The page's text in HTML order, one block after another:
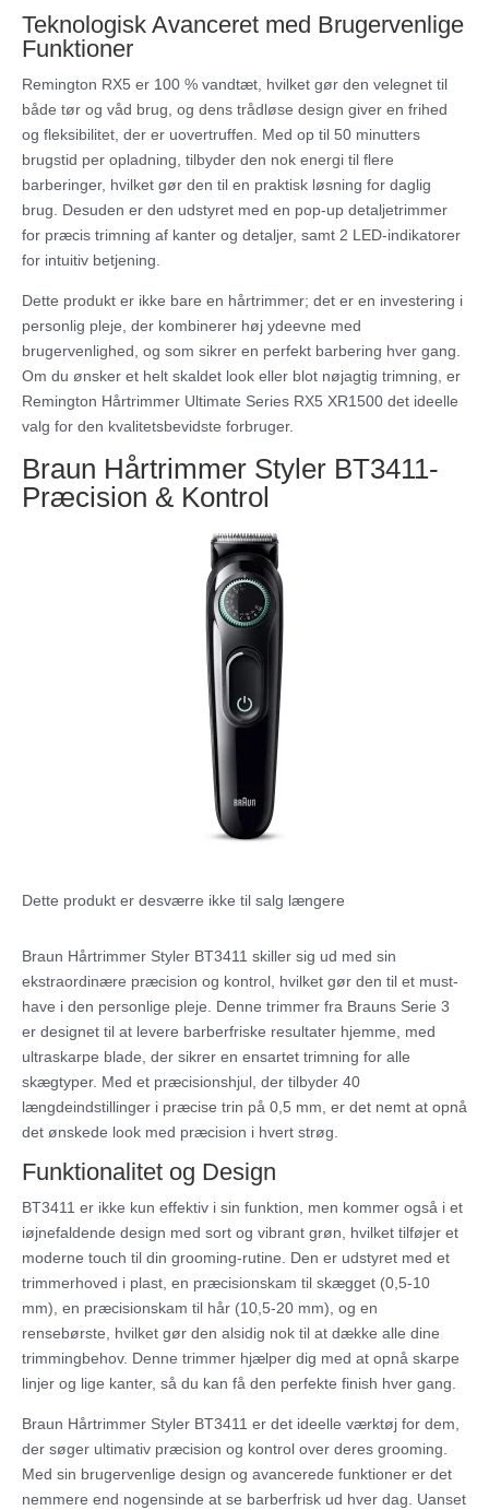
Teknologisk Avanceret med Brugervenlige
Funktioner
Remington RX5 er 100 % vandtæt, hvilket gør den velegnet til
både tør og våd brug, og dens trådløse design giver en frihed
og fleksibilitet, der er uovertruffen. Med op til 50 minutters
brugstid per opladning, tilbyder den nok energi til flere
barberinger, hvilket gør den til en praktisk løsning for daglig
brug. Desuden er den udstyret med en pop-up detaljetrimmer
for præcis trimning af kanter og detaljer, samt 2 LED-indikatorer
for intuitiv betjening.
Dette produkt er ikke bare en hårtrimmer; det er en investering i
personlig pleje, der kombinerer høj ydeevne med
brugervenlighed, og som sikrer en perfekt barbering hver gang.
Om du ønsker et helt skaldet look eller blot nøjagtig trimning, er
Remington Hårtrimmer Ultimate Series RX5 XR1500 det ideelle
valg for den kvalitetsbevidste forbruger.
Braun Hårtrimmer Styler BT3411-
Præcision & Kontrol
Dette produkt er desværre ikke til salg længere
Braun Hårtrimmer Styler BT3411 skiller sig ud med sin
ekstraordinære præcision og kontrol, hvilket gør den til et must-
have i den personlige pleje. Denne trimmer fra Brauns Serie 3
er designet til at levere barberfriske resultater hjemme, med
ultraskarpe blade, der sikrer en ensartet trimning for alle
skægtyper. Med et præcisionshjul, der tilbyder 40
længdeindstillinger i præcise trin på 0,5 mm, er det nemt at opnå
det ønskede look med præcision i hvert strøg.
Funktionalitet og Design
BT3411 er ikke kun effektiv i sin funktion, men kommer også i et
iøjnefaldende design med sort og vibrant grøn, hvilket tilføjer et
moderne touch til din grooming-rutine. Den er udstyret med et
trimmerhoved i plast, en præcisionskam til skægget (0,5-10
mm), en præcisionskam til hår (10,5-20 mm), og en
rensebørste, hvilket gør den alsidig nok til at dække alle dine
trimmingbehov. Denne trimmer hjælper dig med at opnå skarpe
linjer og lige kanter, så du kan få den perfekte finish hver gang.
Braun Hårtrimmer Styler BT3411 er det ideelle værktøj for dem,
der søger ultimativ præcision og kontrol over deres grooming.
Med sin brugervenlige design og avancerede funktioner er det
nemmere end nogensinde at se barberfrisk ud hver dag. Uanset